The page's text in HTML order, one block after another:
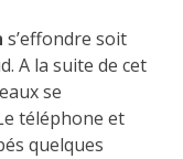
s’effondre soit
A la suite de cet
se
téléphone et
quelques